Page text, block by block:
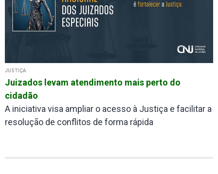
JUSTIÇA
Juizados levam atendimento mais perto do
cidadão
A iniciativa visa ampliar o acesso à Justiça e facilitar a
resolução de conflitos de forma rápida